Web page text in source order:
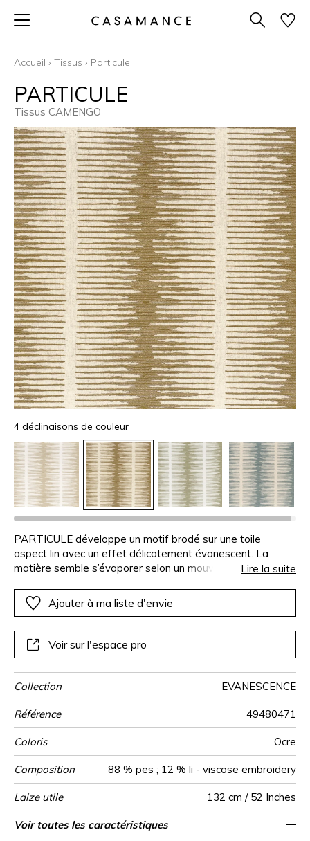
Accueil › Tissus › Particule
PARTICULE
Tissus CAMENGO
4 déclinaisons de couleur
PARTICULE développe un motif brodé sur une toile
aspect lin avec un effet délicatement évanescent. La
matière semble s’évaporer selon un mouvement
raffiné, accompagne ce dessin avec beaucoup de légèreté.
Les couleurs ont été choisies dans une harmonie vraiment
est idéal pour la conception de stores bateaux.
Lire la suite
Ajouter à ma liste d'envie
Voir sur l'espace pro
Collection EVANESCENCE
Référence 49480471
Coloris Ocre
Composition 88 % pes ; 12 % li - viscose embroidery
Laize utile 132 cm / 52 Inches
Rétrécissement <2%
Raccord Raccord droit
Sens De large
Poids g/m² 400
Performance
aw - 0.15
Usage
Entretien
Pays d'origine Inde
Rapport
33 cm / 13 Inches
Rapport
24 cm / 9 Inches
Voir toutes les caractéristiques